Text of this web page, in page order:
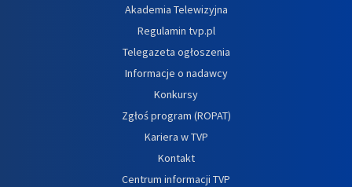
Akademia Telewizyjna
Regulamin tvp.pl
Telegazeta ogłoszenia
Informacje o nadawcy
Konkursy
Zgłoś program (ROPAT)
Kariera w TVP
Kontakt
Centrum informacji TVP